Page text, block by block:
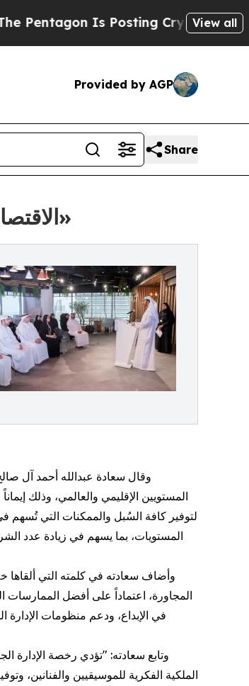
Is Posting Cryptic BiblicalView all
Provided by AGP
Share
«الاقتصاد» تمنح الرخصة الثانية للإدارة الجماعية للموسيقي لشركة «ميوزيك نيشن»
وقال سعادة عبدالله أحمد آل
المستويين الإقليمي والعالمي، وذلك
لتوفير كافة السُبل والممكنات التي تُسهم في
المستويات، بما يسهم في زيادة عدد
وأضاف سعادته في كلمته التي ألقاها
المجاورة، اعتماداً على أفضل الممارسات
في الإبداع، ودعم منظومات الإدارة
وتابع سعادته: "تؤدي رخصة الإدارة
الملكية الفكرية للموسيقيين والفنانين،